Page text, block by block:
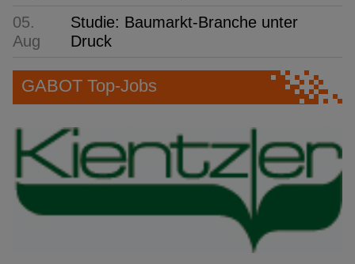
05.
Aug
Studie: Baumarkt-Branche unter
Druck
GABOT Top-Jobs